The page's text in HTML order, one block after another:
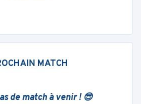
MATCH
de match à venir ! 😎